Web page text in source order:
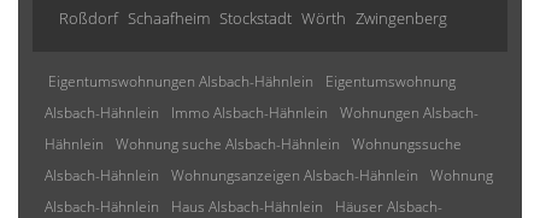
Roßdorf Schaafheim Stockstadt Wörth Zwingenberg
Eigentumswohnungen Alsbach-Hähnlein
Eigentumswohnung
Alsbach-Hähnlein
Immo Alsbach-Hähnlein
Wohnungen Alsbach-
Hähnlein
Wohnung suche Alsbach-Hähnlein
Wohnungssuche
Alsbach-Hähnlein
Wohnungsanzeigen Alsbach-Hähnlein
Wohnung
Alsbach-Hähnlein
Haus Alsbach-Hähnlein
Häuser Alsbach-